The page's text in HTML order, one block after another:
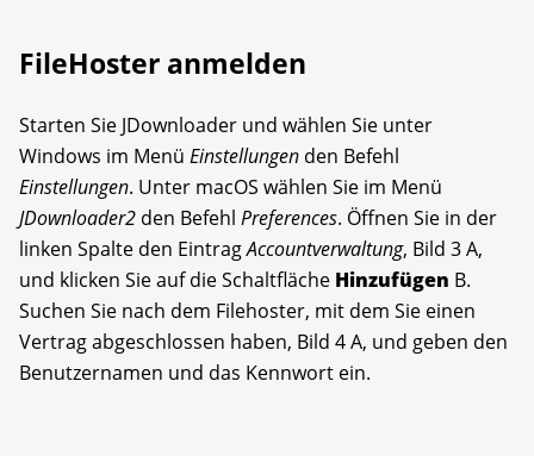
FileHoster anmelden
Starten Sie JDownloader und wählen Sie unter
Windows im Menü Einstellungen den Befehl
Einstellungen. Unter macOS wählen Sie im Menü
JDownloader2 den Befehl Preferences. Öffnen Sie in der
linken Spalte den EintragAccountverwaltung, Bild 3 A,
und klicken Sie auf die Schaltfläche Hinzufügen B.
Suchen Sie nach dem Filehoster, mit dem Sie einen
Vertrag abgeschlossen haben, Bild 4 A, und geben den
Benutzernamen und das Kennwort ein.